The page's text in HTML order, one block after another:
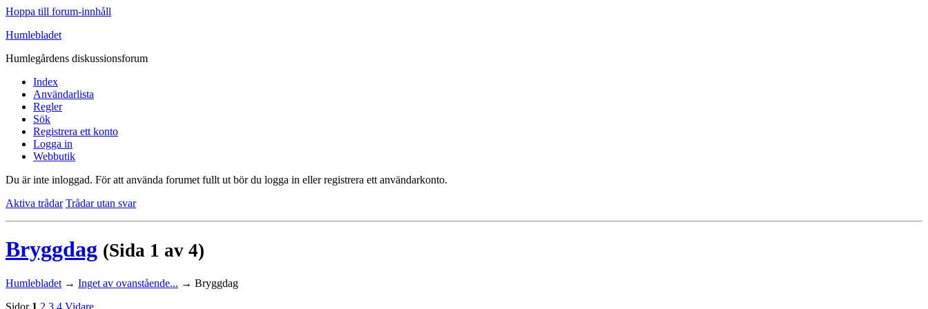
Hoppa till forum-innhåll
Humlebladet
Humlegårdens diskussionsforum
Index
Användarlista
Regler
Sök
Registrera ett konto
Logga in
Webbutik
Du är inte inloggad. För att använda forumet fullt ut bör du logga in eller registrera ett användarkonto.
Aktiva trådar Trådar utan svar
Bryggdag (Sida 1 av 4)
Humlebladet → Inget av ovanstående... → Bryggdag
Sidor 1 2 3 4 Vidare